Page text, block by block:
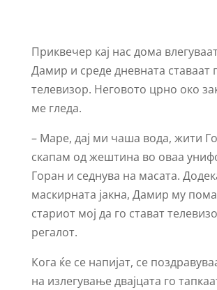
Приквечер кај нас дома
Дамир и среде дневната ставаат
телевизор. Неговото црно око
ме гледа.
– Маре, дај ми чаша вода, жити
скапам од жештина во оваа
Горан и седнува на масата.
маскирната јакна, Дамир му
стариот мој да го стават
регалот.
Кога ќе се напијат, се
на излегување двајцата го